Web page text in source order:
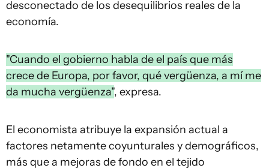
desconectado de los desequilibrios reales de la
economía.
"Cuando el gobierno habla de el país que más
crece de Europa, por favor, qué vergüenza, a mí me
da mucha vergüenza", expresa.
El economista atribuye la expansión actual a
factores netamente coyunturales y demográficos,
más que a mejoras de fondo en el tejido